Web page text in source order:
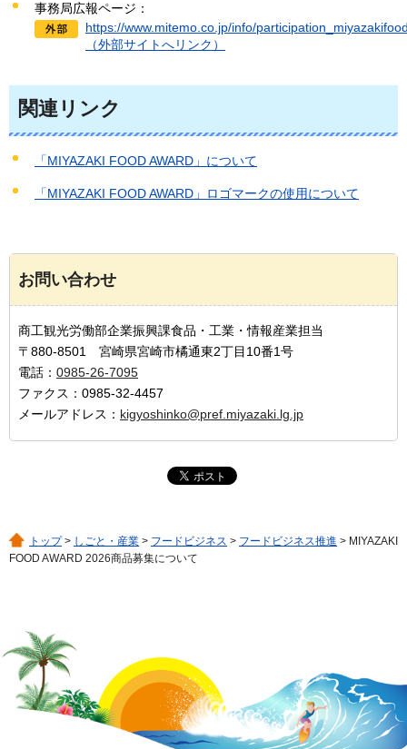
事務局広報ページ：
https://www.mitemo.co.jp/info/
（外部サイトへリンク）
関連リンク
「MIYAZAKI FOOD AWARD」について
「MIYAZAKI FOOD AWARD」ロゴマークの使用について
お問い合わせ
商工観光労働部企業振興課食品・工業・情報産業担当
〒880-8501 宮崎県宮崎市橘通東2丁目10番1号
電話： 0985-26-7095
ファクス：0985-32-4457
メールアドレス： kigyoshinko@pref.miyazaki.lg.jp
トップ> しごと・産業 > フードビジネス > フードビジネス推進 > MIYAZAKI
FOOD AWARD 2026商品募集について